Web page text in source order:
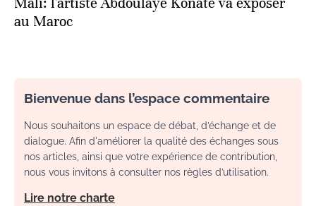
au Maroc
Bienvenue dans l’espace commentaire
Nous souhaitons un espace de débat, d’échange et de
dialogue. Afin d'améliorer la qualité des échanges sous
nos articles, ainsi que votre expérience de contribution,
nous vous invitons à consulter nos règles d’utilisation.
Lire notre charte